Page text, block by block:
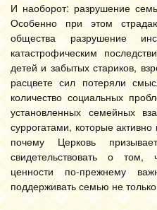
И наоборот: разрушение
Особенно при этом
общества разрушение
катастрофическим
детей и забытых стариков,
расцвете сил потеряли
количество социальных
установленных семейных
суррогатами, которые
почему Церковь
свидетельствовать о
ценности по-прежнему
поддерживать семью не